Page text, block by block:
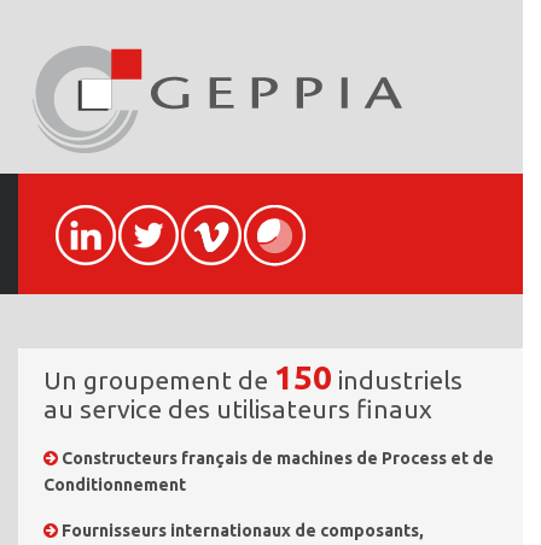
Un groupement de 150 industriels
au service des utilisateurs finaux
Constructeurs français de machines de Process et de
Conditionnement
Fournisseurs internationaux de composants,